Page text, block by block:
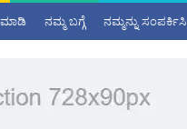
ಮಾಡಿ ನಮ್ಮ ಬಗ್ಗೆ ನಮ್ಮನ್ನು ಸಂಪರ್ಕಿಸಿ